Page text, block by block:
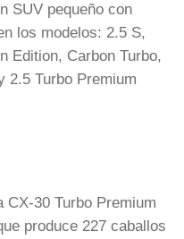
SUV pequeño con
los modelos: 2.5 S,
Edition, Carbon Turbo,
2.5 Turbo Premium
CX-30 Turbo Premium
produce 227 caballos